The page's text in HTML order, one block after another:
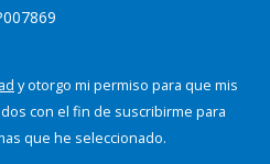
y otorgo mi permiso para que mis
con el fin de suscribirme para
que he seleccionado.